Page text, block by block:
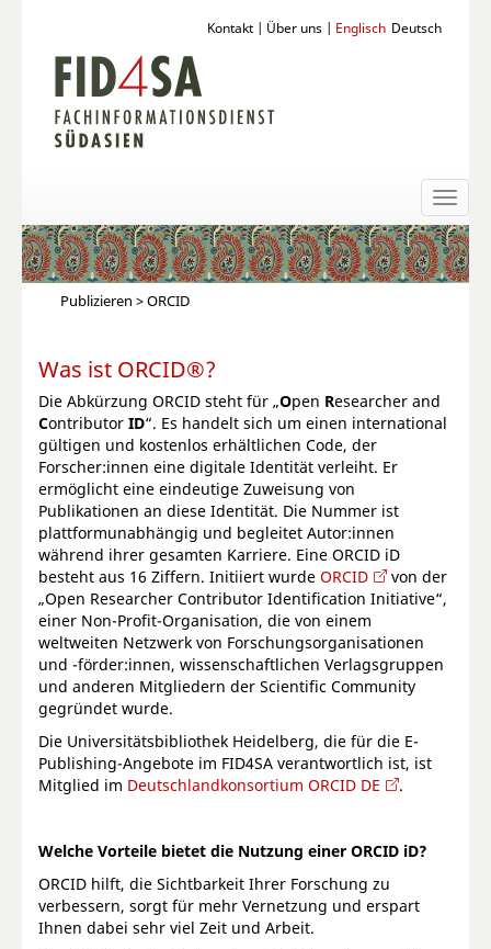
Deutsch
Englisch
Kontakt | Über uns |
Publizieren > ORCID
Was ist ORCID®?
Die Abkürzung ORCID steht für „Open Researcher and
Contributor ID“. Es handelt sich um einen international
gültigen und kostenlos erhältlichen Code, der
Forscher:innen eine digitale Identität verleiht. Er
ermöglicht eine eindeutige Zuweisung von
Publikationen an diese Identität. Die Nummer ist
plattformunabhängig und begleitet Autor:innen
während ihrer gesamten Karriere. Eine ORCID iD
besteht aus 16 Ziffern. Initiiert wurde ORCID
von der
„Open Researcher Contributor Identification Initiative“,
einer Non-Profit-Organisation, die von einem
weltweiten Netzwerk von Forschungsorganisationen
und -förder:innen, wissenschaftlichen Verlagsgruppen
und anderen Mitgliedern der Scientific Community
gegründet wurde.
Die Universitätsbibliothek Heidelberg, die für die E-
Publishing-Angebote im FID4SA verantwortlich ist, ist
Mitglied im Deutschlandkonsortium ORCID DE .
Welche Vorteile bietet die Nutzung einer ORCID iD?
ORCID hilft, die Sichtbarkeit Ihrer Forschung zu
verbessern, sorgt für mehr Vernetzung und erspart
Ihnen dabei sehr viel Zeit und Arbeit.